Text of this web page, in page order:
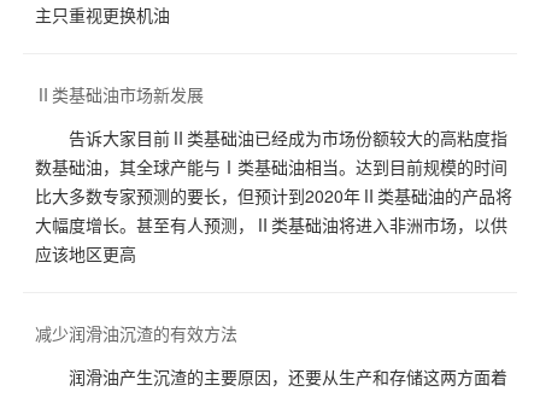
主只重视更换机油
Ⅱ类基础油市场新发展
告诉大家目前Ⅱ类基础油已经成为市场份额较大的高粘度指
数基础油，其全球产能与Ⅰ类基础油相当。达到目前规模的时间
比大多数专家预测的要长，但预计到2020年Ⅱ类基础油的产品将
大幅度增长。甚至有人预测，Ⅱ类基础油将进入非洲市场，以供
应该地区更高
减少润滑油沉渣的有效方法
润滑油产生沉渣的主要原因，还要从生产和存储这两方面着